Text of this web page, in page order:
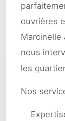
ouvrières
Marcinelle
nous
les
Nos